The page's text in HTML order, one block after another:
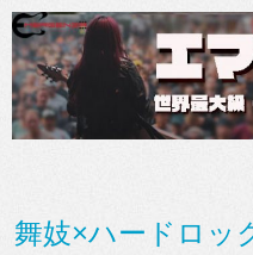
舞妓×ハードロッ